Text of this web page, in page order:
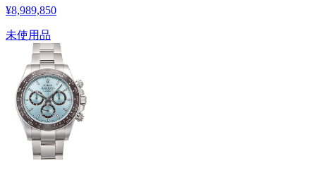
¥8,989,850
未使用品